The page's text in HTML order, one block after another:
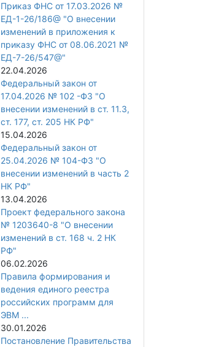
Приказ ФНС от 17.03.2026 №
ЕД-1-26/186@ "О внесении
изменений в приложения к
приказу ФНС от 08.06.2021 №
ЕД-7-26/547@"
22.04.2026
Федеральный закон от
17.04.2026 № 102 -ФЗ "О
внесении изменений в ст. 11.3,
ст. 177, ст. 205 НК РФ"
15.04.2026
Федеральный закон от
25.04.2026 № 104-ФЗ "О
внесении изменений в часть 2
НК РФ"
13.04.2026
Проект федерального закона
№ 1203640-8 "О внесении
изменений в ст. 168 ч. 2 НК
РФ"
06.02.2026
Правила формирования и
ведения единого реестра
российских программ для
ЭВМ ...
30.01.2026
Постановление Правительства